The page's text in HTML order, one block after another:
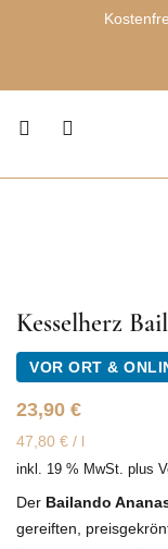
Kesselherz
VOR ORT &
23,90 €
47,80 € / l
inkl. 19 % MwSt. plus
Der Bailando
gereiften,